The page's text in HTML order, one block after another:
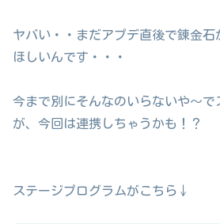
ヤバい・・まだアプデ直後で錬金石
ほしいんです・・・
今まで別にそんなのいらないや～で
が、今回は連携しちゃうかも！？
ステージプログラムがこちら↓